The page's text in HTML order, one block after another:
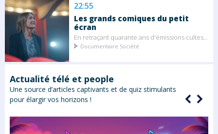
22:55
Les grands comiques du petit
écran
En retraçant quarante ans d'émissions cultes...
Documentaire Société
Actualité télé et people
Une source d’articles captivants et de quiz stimulants
pour élargir vos horizons !